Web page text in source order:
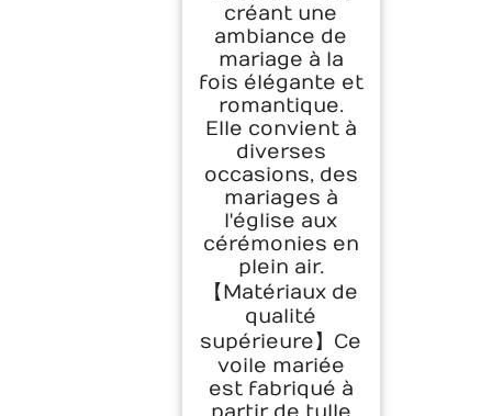
créant une
ambiance de
mariage à la
fois élégante et
romantique.
Elle convient à
diverses
occasions, des
mariages à
l'église aux
cérémonies en
plein air.
【Matériaux de
qualité
supérieure】Ce
voile mariée
est fabriqué à